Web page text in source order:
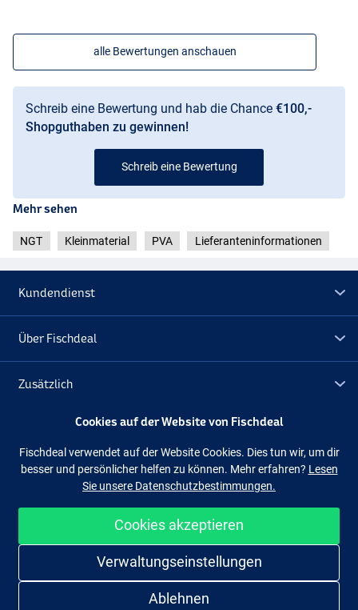
alle Bewertungen anschauen
Schreib eine Bewertung und hab die Chance €100,-
Shopguthaben zu gewinnen!
Schreib eine Bewertung
Mehr sehen
NGT Kleinmaterial PVA Lieferanteninformationen
Kundendienst
Über Fischdeal
Zusätzlich
Lagerräumung
Facebook
Einfach und sicher shoppen
Cookies auf der Website von Fischdeal
Fischdeal verwendet auf der Website Cookies. Dies tun wir, um dir
besser und persönlicher helfen zu können. Mehr erfahren? Lesen
Sie unsere Datenschutzbestimmungen.
Cookies akzeptieren
Verwaltungseinstellungen
Ablehnen